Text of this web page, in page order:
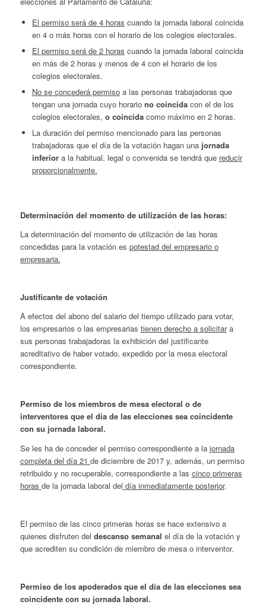
El permiso será de 4 horas cuando la jornada laboral coincida
en 4 o más horas con el horario de los colegios electorales.
El permiso será de 2 horas cuando la jornada laboral coincida
en más de 2 horas y menos de 4 con el horario de los
colegios electorales.
No se concederá permisoa las personas trabajadoras que
tengan una jornada cuyo horario no coincidacon el de los
colegios electorales, o coincida como máximo en 2 horas.
La duración del permiso mencionado para las personas
trabajadoras que el día de la votación hagan una jornada
inferiora la habitual, legal o convenida se tendrá que reducir
proporcionalmente.
Determinación del momento de utilización de las horas:
La determinación del momento de utilización de las horas
concedidas para la votación es potestad del empresario o
empresaria.
Justificante de votación
A efectos del abono del salario del tiempo utilizado para votar,
los empresarios o las empresarias tienen derecho a solicitara
sus personas trabajadoras la exhibición del justificante
acreditativo de haber votado, expedido por la mesa electoral
correspondiente.
Permiso de los miembros de mesa electoral o de
interventores que el día de las elecciones sea coincidente
con su jornada laboral.
Se les ha de conceder el permiso correspondiente a la jornada
completa del día 21 de diciembre de 2017 y, además, un permiso
retribuido y no recuperable, correspondiente a las cinco primeras
horas de la jornada laboral del día inmediatamente posterior.
El permiso de las cinco primeras horas se hace extensivo a
quienes disfruten del descanso semanal el día de la votación y
que acrediten su condición de miembro de mesa o interventor.
Permiso de los apoderados que el día de las elecciones sea
coincidente con su jornada laboral.